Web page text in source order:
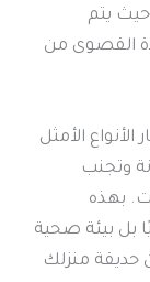
يتم
القصوى من
الأمثل
وتجنب
بهذه
بل بيئة صحية
حديقة منزلك